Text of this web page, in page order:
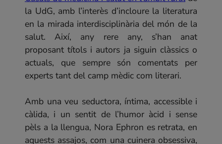
la UdG, amb l’interès d’incloure la literatura
en la mirada interdisciplinària del món de la
salut. Així, any rere any, s’han anat
proposant títols i autors ja siguin clàssics o
actuals, que sempre són comentats per
experts tant del camp mèdic com literari.
Amb una veu seductora, íntima, accessible i
càlida, i un sentit de l’humor àcid i sense
pèls a la llengua, Nora Ephron es retrata, en
aquests assajos, com una cuinera obsessiva,